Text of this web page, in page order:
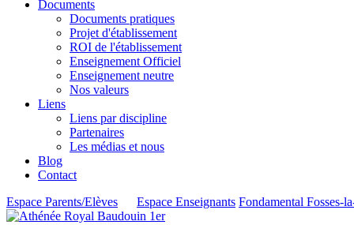
Documents
Documents pratiques
Projet d'établissement
ROI de l'établissement
Enseignement Officiel
Enseignement neutre
Nos valeurs
Liens
Liens par discipline
Partenaires
Les médias et nous
Blog
Contact
Espace Parents/Elèves
Espace Enseignants Fondamental Fosses-